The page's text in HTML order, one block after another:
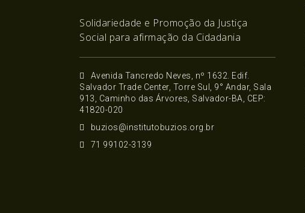
Solidariedade e Promoção da Justiça
Social para afirmação da Cidadania
Avenida Tancredo Neves, nº 1632. Edif.
Salvador Trade Center, Torre Sul, 9° Andar, Sala
913, Caminho das Árvores, Salvador-BA, CEP:
41820-020
buzios@institutobuzios.org.br
71 99102-3139